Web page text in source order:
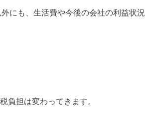
にも、生活費や今後の会社の利益状況
負担は変わってきます。